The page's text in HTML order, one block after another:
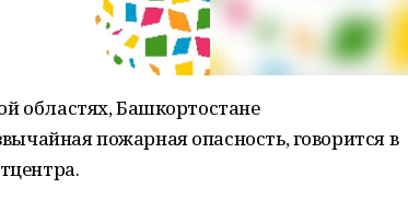
областях, Башкортостане
пожарная опасность, говорится в